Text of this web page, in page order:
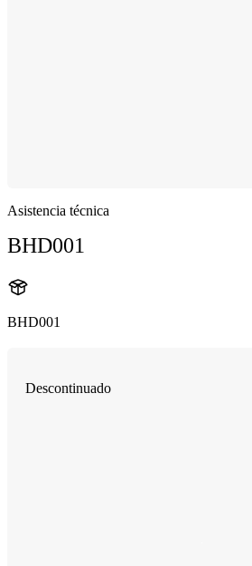
Asistencia técnica
BHD001
BHD001
Descontinuado